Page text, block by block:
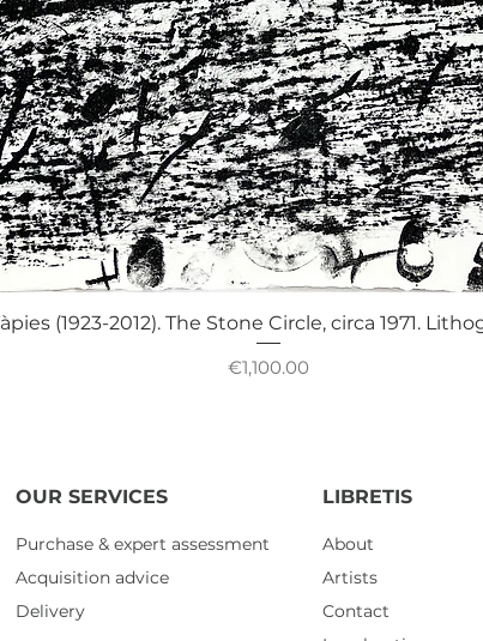
Quick View
(1923-2012). The Stone Circle, circa 1971.
Price
€1,100.00
OUR SERVICES
Purchase & expert assessment
Acquisition advice
Delivery
LIBRETIS
About
Artists
Contact